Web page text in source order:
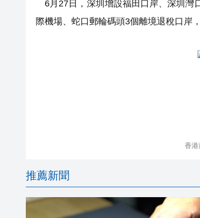
6月27日，深圳增設福田口岸、深圳灣
際機場、蛇口郵輪碼頭3個離境退稅口岸
香港
推薦新聞